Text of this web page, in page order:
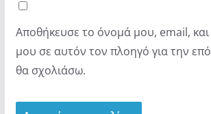
Αποθήκευσε το όνομά μου, email, και
μου σε αυτόν τον πλοηγό για την
θα σχολιάσω.